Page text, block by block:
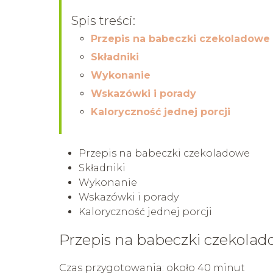
Spis treści:
Przepis na babeczki czekoladowe
Składniki
Wykonanie
Wskazówki i porady
Kaloryczność jednej porcji
Przepis na babeczki czekoladowe
Składniki
Wykonanie
Wskazówki i porady
Kaloryczność jednej porcji
Przepis na babeczki
Czas przygotowania: około 40 minut